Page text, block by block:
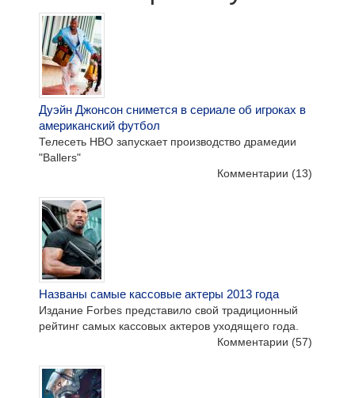
Дуэйн Джонсон снимется в сериале об игроках в
американский футбол
Телесеть HBO запускает производство драмедии
"Ballers"
Комментарии (13)
Названы самые кассовые актеры 2013 года
Издание Forbes представило свой традиционный
рейтинг самых кассовых актеров уходящего года.
Комментарии (57)